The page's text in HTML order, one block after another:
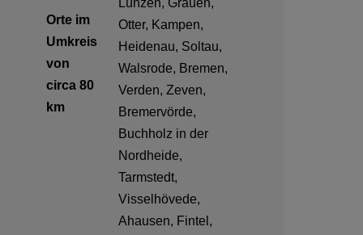
Orte im
Umkreis
von
circa 80
km
Lünzen, Grauen,
Otter, Kampen,
Heidenau, Soltau,
Walsrode, Bremen,
Verden, Zeven,
Bremervörde,
Buchholz in der
Nordheide,
Tarmstedt,
Visselhövede,
Ahausen, Fintel,